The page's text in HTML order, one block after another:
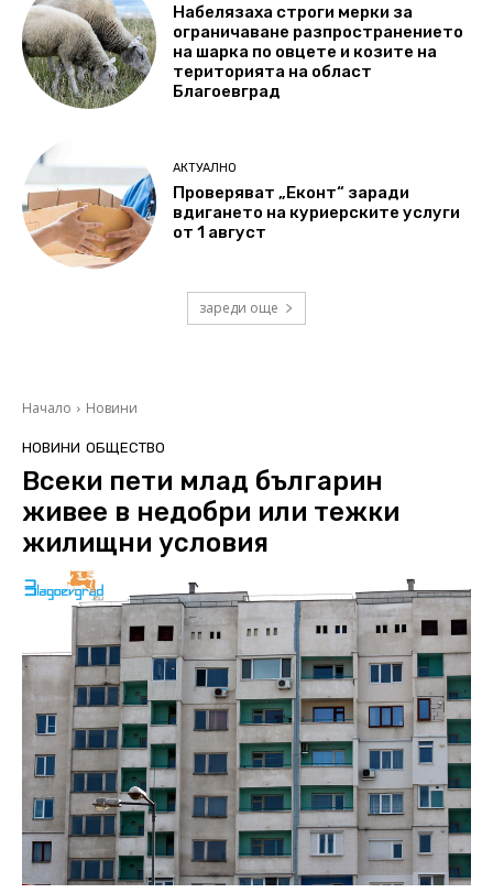
Набелязаха строги мерки за
ограничаване разпространението
на шарка по овцете и козите на
територията на област
Благоевград
АКТУАЛНО
Проверяват „Еконт“ заради
вдигането на куриерските услуги
от 1 август
зареди още